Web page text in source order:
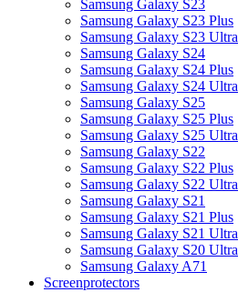
Samsung Galaxy S23
Samsung Galaxy S23 Plus
Samsung Galaxy S23 Ultra
Samsung Galaxy S24
Samsung Galaxy S24 Plus
Samsung Galaxy S24 Ultra
Samsung Galaxy S25
Samsung Galaxy S25 Plus
Samsung Galaxy S25 Ultra
Samsung Galaxy S22
Samsung Galaxy S22 Plus
Samsung Galaxy S22 Ultra
Samsung Galaxy S21
Samsung Galaxy S21 Plus
Samsung Galaxy S21 Ultra
Samsung Galaxy S20 Ultra
Samsung Galaxy A71
Screenprotectors